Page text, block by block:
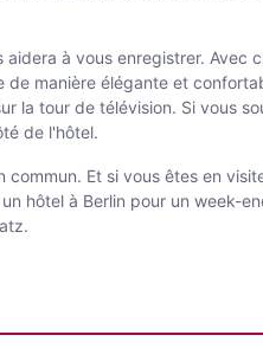
à vous enregistrer.
manière élégante et
la tour de télévision. Si vous
de l'hôtel.
Et si vous êtes en
hôtel à Berlin pour un week-